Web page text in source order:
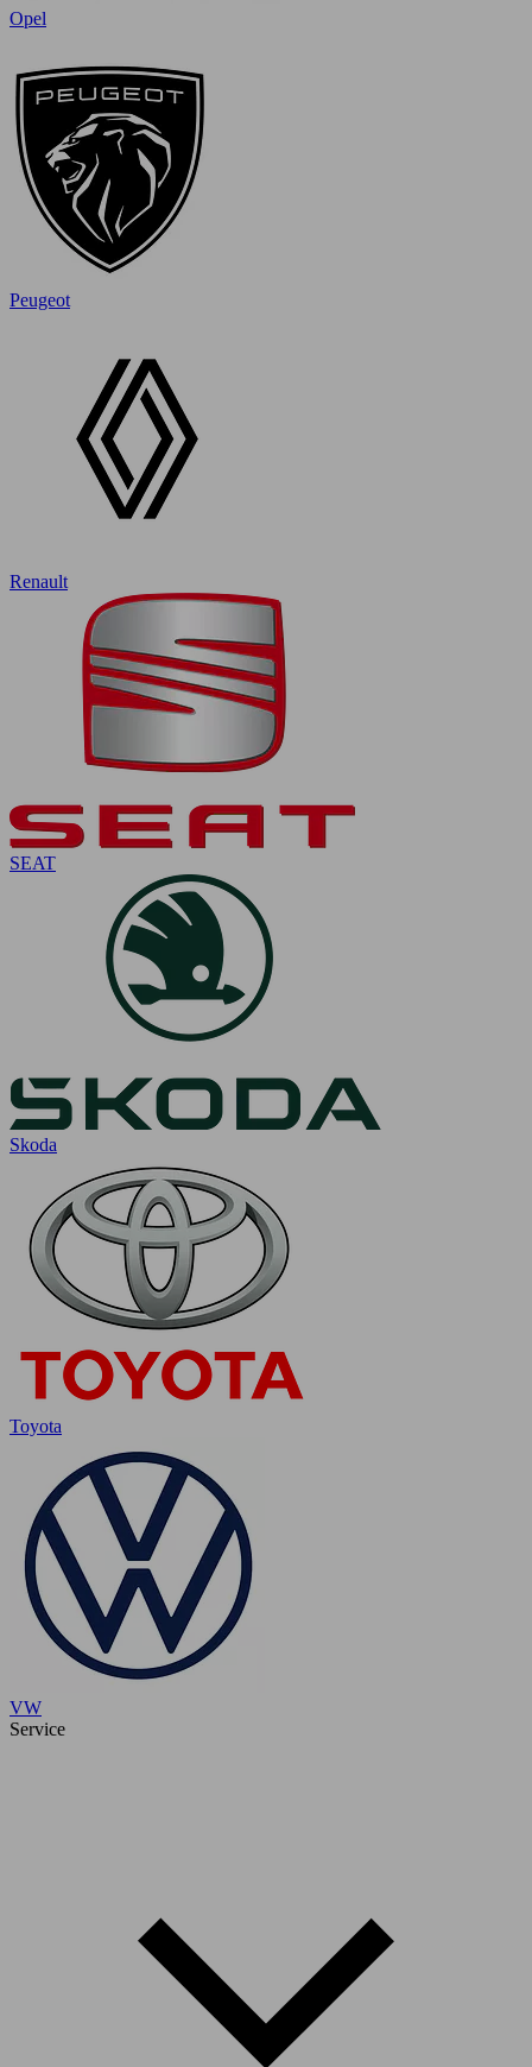
Opel
Peugeot
Renault
SEAT
Skoda
Toyota
VW
Service